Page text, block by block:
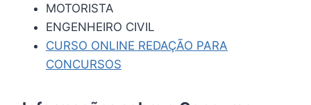
MOTORISTA
ENGENHEIRO CIVIL
CURSO ONLINE REDAÇÃO PARA
CONCURSOS